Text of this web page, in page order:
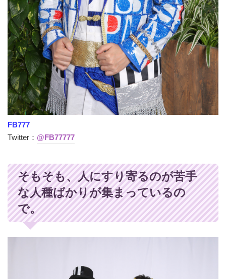
FB777
Twitter： @FB77777
そもそも、人にすり寄るのが苦手
な人種ばかりが集まっているの
で。